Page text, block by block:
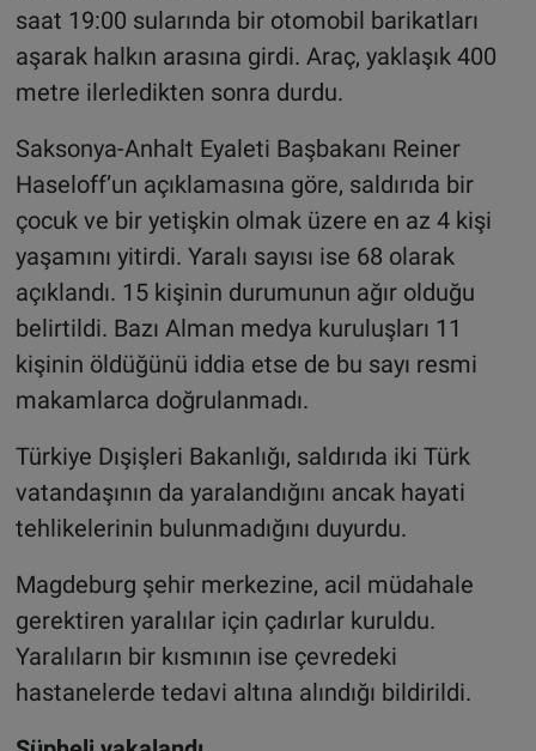
saat 19:00 sularında bir otomobil barikatları
aşarak halkın arasına girdi. Araç, yaklaşık 400
metre ilerledikten sonra durdu.
Saksonya-Anhalt Eyaleti Başbakanı Reiner
Haseloff’un açıklamasına göre, saldırıda bir
çocuk ve bir yetişkin olmak üzere en az 4 kişi
yaşamını yitirdi. Yaralı sayısı ise 68 olarak
açıklandı. 15 kişinin durumunun ağır olduğu
belirtildi. Bazı Alman medya kuruluşları 11
kişinin öldüğünü iddia etse de bu sayı resmi
makamlarca doğrulanmadı.
Türkiye Dışişleri Bakanlığı, saldırıda iki Türk
vatandaşının da yaralandığını ancak hayati
tehlikelerinin bulunmadığını duyurdu.
Magdeburg şehir merkezine, acil müdahale
gerektiren yaralılar için çadırlar kuruldu.
Yaralıların bir kısmının ise çevredeki
hastanelerde tedavi altına alındığı bildirildi.